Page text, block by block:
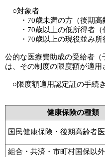
○対象者
・70歳未満の方（後期高
・70歳以上の低所得者（
・70歳以上の現役並み
公的な医療費助成の受給者（
は、その制度の限度額が適用
○限度額適用認定証の手続き
健康保険の種類
国民健康保険・後期高齢者
組合・共済・市町村国保以